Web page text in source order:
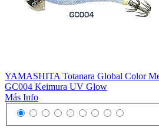
YAMASHITA Totanara Global Color
GC004 Keimura UV Glow
Más Info